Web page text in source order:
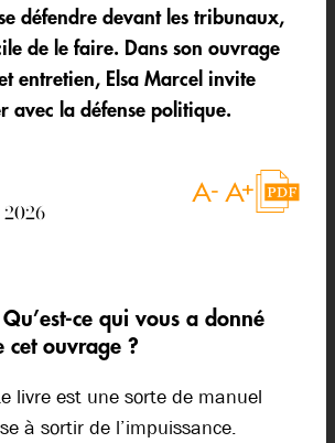
défendre devant les tribunaux,
de le faire. Dans son ouvrage
entretien, Elsa Marcel invite
avec la défense politique.
2026
Qu’est-ce qui vous a donné
cet ouvrage ?
livre est une sorte de manuel
à sortir de l’impuissance.